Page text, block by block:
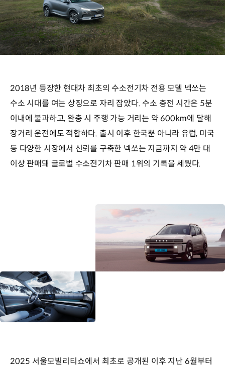
2018년 등장한 현대차 최초의 수소전기차 전용 모델 넥쏘는
수소 시대를 여는 상징으로 자리 잡았다. 수소 충전 시간은 5분
이내에 불과하고, 완충 시 주행 가능 거리는 약 600km에 달해
장거리 운전에도 적합하다. 출시 이후 한국뿐 아니라 유럽, 미국
등 다양한 시장에서 신뢰를 구축한 넥쏘는 지금까지 약 4만 대
이상 판매돼 글로벌 수소전기차 판매 1위의 기록을 세웠다.
2025 서울모빌리티쇼에서 최초로 공개된 이후 지난 6월부터